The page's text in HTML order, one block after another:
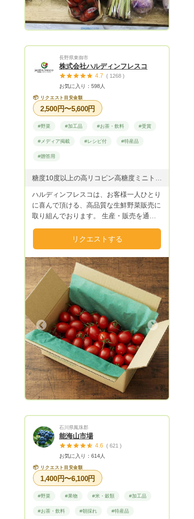
お野菜を扱っておりますので、お客様のお
好み野菜とお任せで構成しております。単
品を多く希望される場合は、物によっては
配達日の現状をお知らせします。 ※）わず
かに対応可能でもすでに一杯になっている
（2月7日現在） ・２月９日着便：〇（対
応可能） ・２月１０日着便：×（すでに一
杯） ・２月１１～１７日着便以降～：
日着便以降～：〇（対応可能） ※）わずか
に対応可能でもすでに一杯になっている場
応可能でもすぐに一杯になる可能性があり
合がございます。 着便指定される場合
は、候補を2つ以上ご用意ください。
長野県東御市
株式会社ハルディンフレスコ
4.7 ( 1268 )
お気に入り：598人
📦 リクエスト目安金額
2,500円〜5,600円
#野菜 #加工品 #お茶・飲料 #受賞
#メディア掲載 #レシピ付 #特産品
#贈答用
ハルディンフレスコは、お客様一人ひとり
に喜んで頂ける、高品質な生鮮野菜販売に
取り組んでおります。 生産・販売を通じ
（千葉県印西市・長野県東御市・長野県軽
井沢町）にある農場で1年を通して生産し
ており、生鮮野菜に関しては、いち早く
工程をシステム化し、商品開発・生産・販
売・デリバリー、コンシューマーサポート
まで、一貫して請け負える仕組みを構築い
たしました。 一度食べたら忘れられなく
なる、新鮮で美味しい野菜や加工品が当社
の強みです。 美味しい野菜を待ち望んで
くださる皆さまへ、まごころ込めた商品を
お届けいたします。 手をかけて丁寧に生
産された野菜は、特別な方へのギフトとし
てもご好評いただいております。
リクエストする
Next
石川県鳳珠郡
能海山市場
4.6 ( 621 )
お気に入り：614人
📦 リクエスト目安金額
1,400円〜6,100円
#野菜 #果物 #米・穀類 #加工品
#お茶・飲料 #朝採れ #特産品